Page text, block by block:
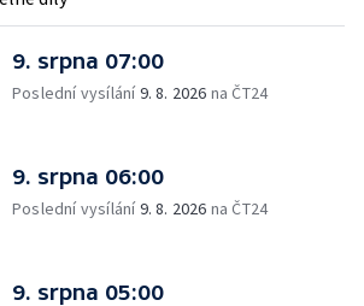
9. srpna 07:00
Poslední vysílání9. 8. 2026 na ČT24
9. srpna 06:00
Poslední vysílání9. 8. 2026 na ČT24
9. srpna 05:00